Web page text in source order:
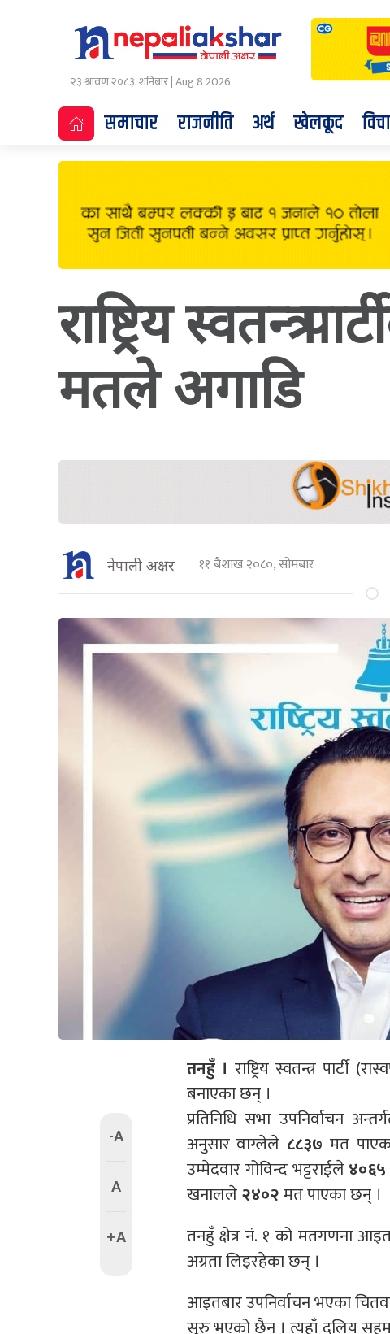
२३ श्रावण २०८३, शनिबार | Aug 8 2026
समाचार राजनीति अर्थ खेलकूद
राष्ट्रिय स्वतन्त्र
मतले अगाडि
नेपाली अक्षर ११ बैशाख २०८०, सोमबार
-A
A
+A
तनहुँ । राष्ट्रिय स्वतन्त्र पार्टी
बनाएका छन् ।
प्रतिनिधि सभा उपनिर्वाचन
अनुसार वाग्लेले ८८३७ मत
उम्मेदवार गोविन्द भट्टराईले४०६५
खनालले२४०२मत पाएका छन् ।
तनहुँ क्षेत्र नं. १ को मतगणना
अग्रता लिइरहेका छन् ।
आइतबार उपनिर्वाचन भएका
सुरु भएको छैन । त्यहाँ दलिय